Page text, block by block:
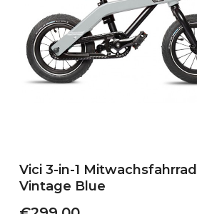
Vici 3-in-1 Mitwachsfahrrad
Vintage Blue